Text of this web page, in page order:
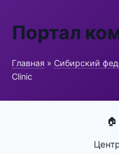
Портал
Главная » Сибирский
Clinic